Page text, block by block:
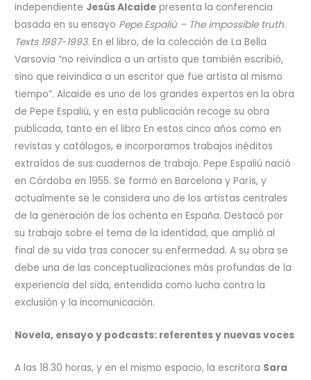
independiente Jesús Alcaide presenta la conferencia
basada en su ensayo Pepe Espaliù – The impossible truth.
Texts 1987-1993. En el libro, de la colección de La Bella
Varsovia “no reivindica a un artista que también escribió,
sino que reivindica a un escritor que fue artista al mismo
tiempo”. Alcaide es uno de los grandes expertos en la obra
de Pepe Espaliú, y en esta publicación recoge su obra
publicada, tanto en el libro En estos cinco años como en
revistas y catálogos, e incorporamos trabajos inéditos
extraídos de sus cuadernos de trabajo. Pepe Espaliú nació
en Córdoba en 1955. Se formó en Barcelona y París, y
actualmente se le considera uno de los artistas centrales
de la generación de los ochenta en España. Destacó por
su trabajo sobre el tema de la identidad, que amplió al
final de su vida tras conocer su enfermedad. A su obra se
debe una de las conceptualizaciones más profundas de la
experiencia del sida, entendida como lucha contra la
exclusión y la incomunicación.
Novela, ensayo y podcasts: referentes y nuevas voces
A las 18.30 horas, y en el mismo espacio, la escritora Sara